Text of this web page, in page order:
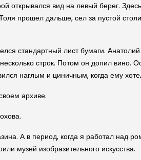
открывался вид на левый берег.
прошел дальше, сел за пустой
стандартный лист бумаги.
строк. Потом он допил вино.
наглым и циничным, когда ему
архиве.
А в период, когда я работал над
музей изобразительного искусства.